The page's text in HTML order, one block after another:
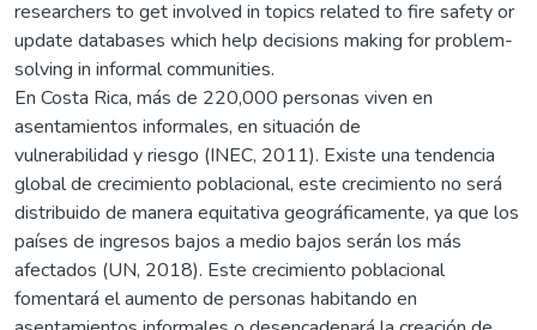
researchers to get involved in topics related to fire safety or
update databases which help decisions making for problem-
solving in informal communities.
En Costa Rica, más de 220,000 personas viven en
asentamientos informales, en situación de
vulnerabilidad y riesgo (INEC, 2011). Existe una tendencia
global de crecimiento poblacional, este crecimiento no será
distribuido de manera equitativa geográficamente, ya que los
países de ingresos bajos a medio bajos serán los más
afectados (UN, 2018). Este crecimiento poblacional
fomentará el aumento de personas habitando en